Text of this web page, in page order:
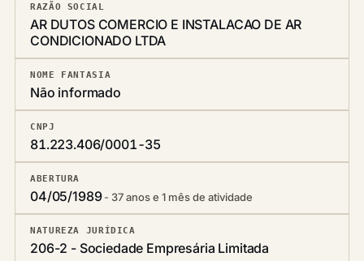
RAZÃO SOCIAL
AR DUTOS COMERCIO E INSTALACAO DE AR
CONDICIONADO LTDA
NOME FANTASIA
Não informado
CNPJ
81.223.406/0001-35
ABERTURA
04/05/1989 37 anos e 1 mês de atividade
NATUREZA JURÍDICA
206-2 - Sociedade Empresária Limitada